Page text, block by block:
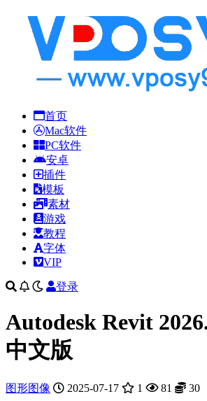
首页
Mac软件
PC软件
安卓
插件
模板
素材
游戏
教程
字体
VIP
登录
Autodesk Revit
中文版
图形图像 2025-07-17 1 81 30